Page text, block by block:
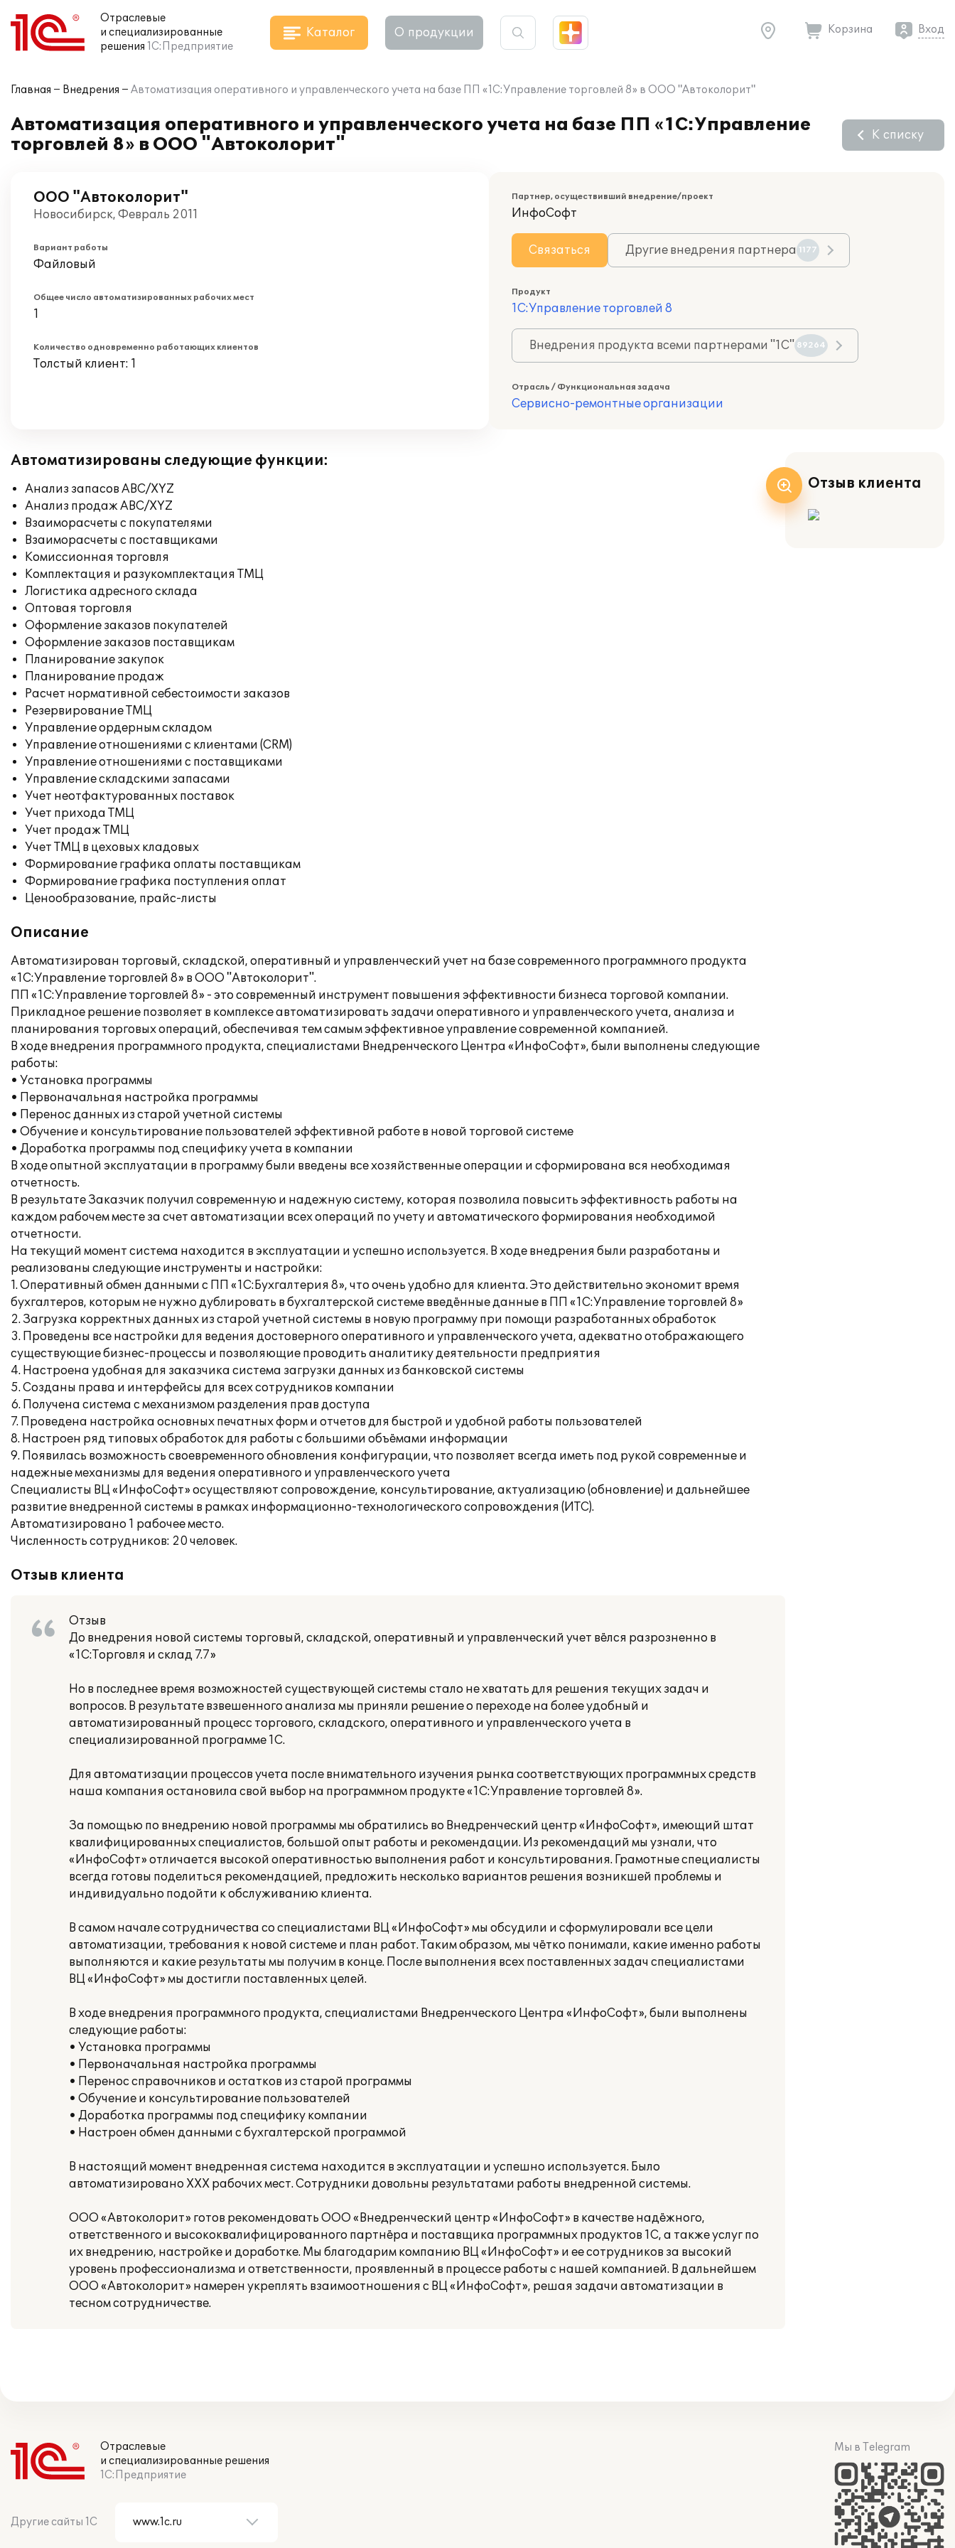
Отраслевые
и специализированные
решения 1С:Предприятие
Каталог О продукции Корзина Вход
Главная Внедрения Автоматизация оперативного и управленческого учета на базе ПП «1С:Управление торговлей 8» в ООО "Автоколорит"
Автоматизация оперативного и управленческого учета на базе ПП «1С:Управление
торговлей 8» в ООО "Автоколорит"
К списку
ООО "Автоколорит"
Новосибирск, Февраль 2011
Вариант работы
Файловый
Общее число автоматизированных рабочих мест
1
Количество одновременно работающих клиентов
Толстый клиент: 1
Партнер, осуществивший внедрение/проект
ИнфоСофт
Связаться Другие внедрения партнера 1177
Продукт
1С:Управление торговлей 8
Внедрения продукта всеми партнерами "1С" 89264
Отрасль / Функциональная задача
Сервисно-ремонтные организации
Автоматизированы следующие функции:
Анализ запасов ABC/XYZ
Анализ продаж ABC/XYZ
Взаиморасчеты с покупателями
Взаиморасчеты с поставщиками
Комиссионная торговля
Комплектация и разукомплектация ТМЦ
Логистика адресного склада
Оптовая торговля
Оформление заказов покупателей
Оформление заказов поставщикам
Планирование закупок
Планирование продаж
Расчет нормативной себестоимости заказов
Резервирование ТМЦ
Управление ордерным складом
Управление отношениями с клиентами (CRM)
Управление отношениями с поставщиками
Управление складскими запасами
Учет неотфактурованных поставок
Учет прихода ТМЦ
Учет продаж ТМЦ
Учет ТМЦ в цеховых кладовых
Формирование графика оплаты поставщикам
Формирование графика поступления оплат
Ценообразование, прайс-листы
Описание
Автоматизирован торговый, складской, оперативный и управленческий учет на базе современного программного продукта
«1С:Управление торговлей 8» в ООО "Автоколорит".
ПП «1С:Управление торговлей 8» - это современный инструмент повышения эффективности бизнеса торговой компании.
Прикладное решение позволяет в комплексе автоматизировать задачи оперативного и управленческого учета, анализа и
планирования торговых операций, обеспечивая тем самым эффективное управление современной компанией.
В ходе внедрения программного продукта, специалистами Внедренческого Центра «ИнфоСофт», были выполнены следующие
работы:
• Установка программы
• Первоначальная настройка программы
• Перенос данных из старой учетной системы
• Обучение и консультирование пользователей эффективной работе в новой торговой системе
• Доработка программы под специфику учета в компании
В ходе опытной эксплуатации в программу были введены все хозяйственные операции и сформирована вся необходимая
отчетность.
В результате Заказчик получил современную и надежную систему, которая позволила повысить эффективность работы на
каждом рабочем месте за счет автоматизации всех операций по учету и автоматического формирования необходимой
отчетности.
На текущий момент система находится в эксплуатации и успешно используется. В ходе внедрения были разработаны и
реализованы следующие инструменты и настройки:
1. Оперативный обмен данными с ПП «1С:Бухгалтерия 8», что очень удобно для клиента. Это действительно экономит время
бухгалтеров, которым не нужно дублировать в бухгалтерской системе введённые данные в ПП «1С:Управление торговлей 8»
2. Загрузка корректных данных из старой учетной системы в новую программу при помощи разработанных обработок
3. Проведены все настройки для ведения достоверного оперативного и управленческого учета, адекватно отображающего
существующие бизнес-процессы и позволяющие проводить аналитику деятельности предприятия
4. Настроена удобная для заказчика система загрузки данных из банковской системы
5. Созданы права и интерфейсы для всех сотрудников компании
6. Получена система с механизмом разделения прав доступа
7. Проведена настройка основных печатных форм и отчетов для быстрой и удобной работы пользователей
8. Настроен ряд типовых обработок для работы с большими объёмами информации
9. Появилась возможность своевременного обновления конфигурации, что позволяет всегда иметь под рукой современные и
надежные механизмы для ведения оперативного и управленческого учета
Специалисты ВЦ «ИнфоСофт» осуществляют сопровождение, консультирование, актуализацию (обновление) и дальнейшее
развитие внедренной системы в рамках информационно-технологического сопровождения (ИТС).
Автоматизировано 1 рабочее место.
Численность сотрудников: 20 человек.
Отзыв клиента
Отзыв
До внедрения новой системы торговый, складской, оперативный и управленческий учет вёлся разрозненно в
«1С:Торговля и склад 7.7»
Но в последнее время возможностей существующей системы стало не хватать для решения текущих задач и
вопросов. В результате взвешенного анализа мы приняли решение о переходе на более удобный и
автоматизированный процесс торгового, складского, оперативного и управленческого учета в
специализированной программе 1С.
Для автоматизации процессов учета после внимательного изучения рынка соответствующих программных средств
наша компания остановила свой выбор на программном продукте «1С:Управление торговлей 8».
За помощью по внедрению новой программы мы обратились во Внедренческий центр «ИнфоСофт», имеющий штат
квалифицированных специалистов, большой опыт работы и рекомендации. Из рекомендаций мы узнали, что
«ИнфоСофт» отличается высокой оперативностью выполнения работ и консультирования. Грамотные специалисты
всегда готовы поделиться рекомендацией, предложить несколько вариантов решения возникшей проблемы и
индивидуально подойти к обслуживанию клиента.
В самом начале сотрудничества со специалистами ВЦ «ИнфоСофт» мы обсудили и сформулировали все цели
автоматизации, требования к новой системе и план работ. Таким образом, мы чётко понимали, какие именно работы
выполняются и какие результаты мы получим в конце. После выполнения всех поставленных задач специалистами
ВЦ «ИнфоСофт» мы достигли поставленных целей.
В ходе внедрения программного продукта, специалистами Внедренческого Центра «ИнфоСофт», были выполнены
следующие работы:
• Установка программы
• Первоначальная настройка программы
• Перенос справочников и остатков из старой программы
• Обучение и консультирование пользователей
• Доработка программы под специфику компании
• Настроен обмен данными с бухгалтерской программой
В настоящий момент внедренная система находится в эксплуатации и успешно используется. Было
автоматизировано ХХХ рабочих мест. Сотрудники довольны результатами работы внедренной системы.
ООО «Автоколорит» готов рекомендовать ООО «Внедренческий центр «ИнфоСофт» в качестве надёжного,
ответственного и высококвалифицированного партнёра и поставщика программных продуктов 1С, а также услуг по
их внедрению, настройке и доработке. Мы благодарим компанию ВЦ «ИнфоСофт» и ее сотрудников за высокий
уровень профессионализма и ответственности, проявленный в процессе работы с нашей компанией. В дальнейшем
ООО «Автоколорит» намерен укреплять взаимоотношения с ВЦ «ИнфоСофт», решая задачи автоматизации в
тесном сотрудничестве.
Отзыв клиента
Отраслевые
и специализированные решения
1С:Предприятие
Другие сайты 1С
Мы в Telegram